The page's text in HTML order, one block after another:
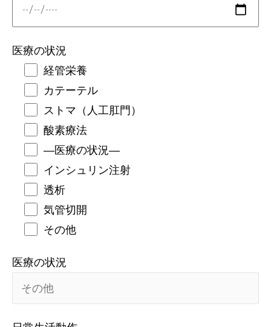
医療の状況
経管栄養
カテーテル
ストマ（人工肛門）
酸素療法
―医療の状況―
インシュリン注射
透析
気管切開
その他
医療の状況